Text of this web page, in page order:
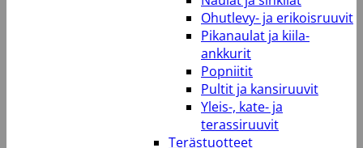
Ohutlevy- ja erikoisruuvit
Pikanaulat ja kiila-
ankkurit
Popniitit
Pultit ja kansiruuvit
Yleis-, kate- ja
terassiruuvit
Terästuotteet